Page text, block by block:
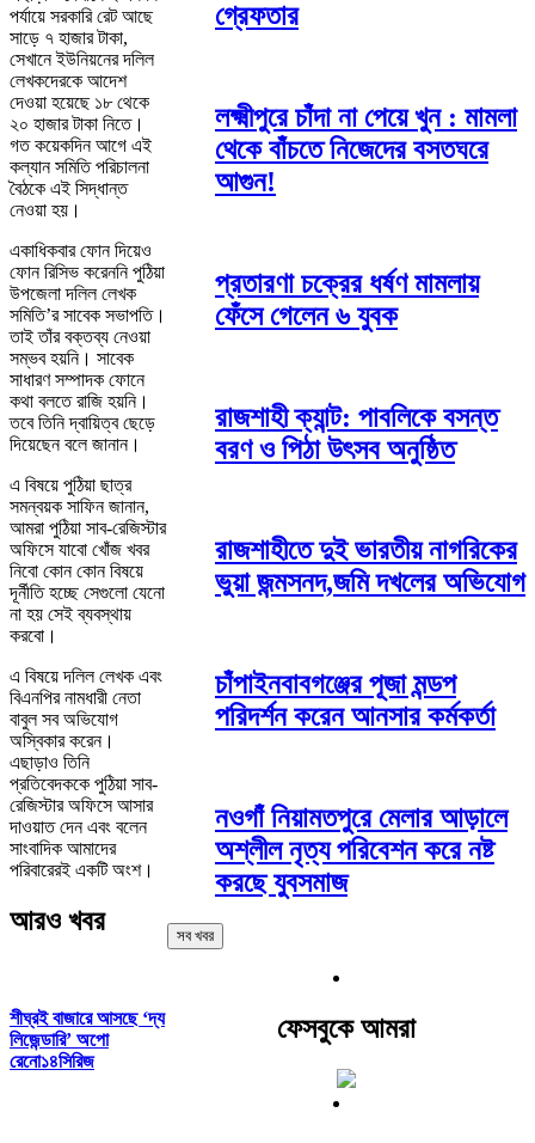
পর্যায়ে সরকারি রেট আছে
সাড়ে ৭ হাজার টাকা,
সেখানে ইউনিয়নের দলিল
লেখকদেরকে আদেশ
দেওয়া হয়েছে ১৮ থেকে
২০ হাজার টাকা নিতে।
গত কয়েকদিন আগে এই
কল্যান সমিতি পরিচালনা
বৈঠকে এই সিদ্ধান্ত
নেওয়া হয়।
একাধিকবার ফোন দিয়েও
ফোন রিসিভ করেননি পুঠিয়া
উপজেলা দলিল লেখক
সমিতি’র সাবেক সভাপতি।
তাই তাঁর বক্তব্য নেওয়া
সম্ভব হয়নি। সাবেক
সাধারণ সম্পাদক ফোনে
কথা বলতে রাজি হয়নি।
তবে তিনি দ্বায়িত্ব ছেড়ে
দিয়েছেন বলে জানান।
এ বিষয়ে পুঠিয়া ছাত্র
সমন্বয়ক সাফিন জানান,
আমরা পুঠিয়া সাব-রেজিস্টার
অফিসে যাবো খোঁজ খবর
নিবো কোন কোন বিষয়ে
দূর্নীতি হচ্ছে সেগুলো যেনো
না হয় সেই ব্যবস্থায়
করবো।
এ বিষয়ে দলিল লেখক এবং
বিএনপির নামধারী নেতা
বাবুল সব অভিযোগ
অস্বিকার করেন।
এছাড়াও তিনি
প্রতিবেদককে পুঠিয়া সাব-
রেজিস্টার অফিসে আসার
দাওয়াত দেন এবং বলেন
সাংবাদিক আমাদের
পরিবারেরই একটি অংশ।
আরও খবর
শীঘ্রই বাজারে আসছে ‘দ্য
লিজেন্ডারি’ অপো
রেনো১৪সিরিজ
গ্রেফতার
লক্ষ্মীপুরে চাঁদা না পেয়ে খুন : মামলা
থেকে বাঁচতে নিজেদের বসতঘরে
আগুন!
প্রতারণা চক্রের ধর্ষণ মামলায়
ফেঁসে গেলেন ৬ যুবক
রাজশাহী ক্যান্ট: পাবলিকে বসন্ত
বরণ ও পিঠা উৎসব অনুষ্ঠিত
রাজশাহীতে দুই ভারতীয় নাগরিকের
ভুয়া জন্মসনদ,জমি দখলের অভিযোগ
চাঁপাইনবাবগঞ্জের পূজা মন্ডপ
পরিদর্শন করেন আনসার কর্মকর্তা
নওগাঁ নিয়ামতপুরে মেলার আড়ালে
অশ্লীল নৃত্য পরিবেশন করে নষ্ট
করছে যুবসমাজ
সব খবর
ফেসবুকে আমরা